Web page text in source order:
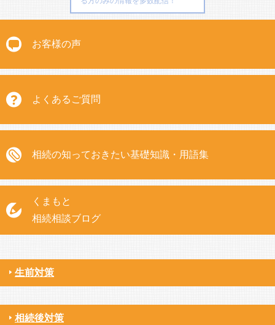
お客様の声
よくあるご質問
相続の知っておきたい基礎知識・用語集
くまもと
相続相談ブログ
生前対策
相続後対策